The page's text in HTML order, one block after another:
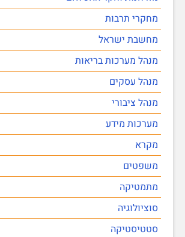
מחקרי תרבות
מחשבת ישראל
מנהל מערכות בריאות
מנהל עסקים
מנהל ציבורי
מערכות מידע
מקרא
משפטים
מתמטיקה
סוציולוגיה
סטטיסטיקה